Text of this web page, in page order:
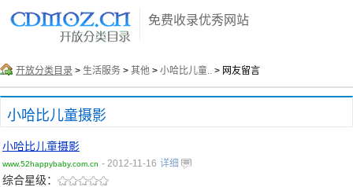
免费收录优秀网站
开放分类目录 > 生活服务 > 其他 > 小哈比儿童.. > 网友留言
小哈比儿童摄影
小哈比儿童摄影
www.52happybaby.com.cn - 2012-11-16 详细
综合星级：